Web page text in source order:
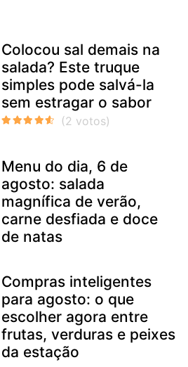
Colocou sal demais na
salada? Este truque
simples pode salvá-la
sem estragar o sabor
Menu do dia, 6 de
agosto: salada
magnífica de verão,
carne desfiada e doce
de natas
Compras inteligentes
para agosto: o que
escolher agora entre
frutas, verduras e peixes
da estação